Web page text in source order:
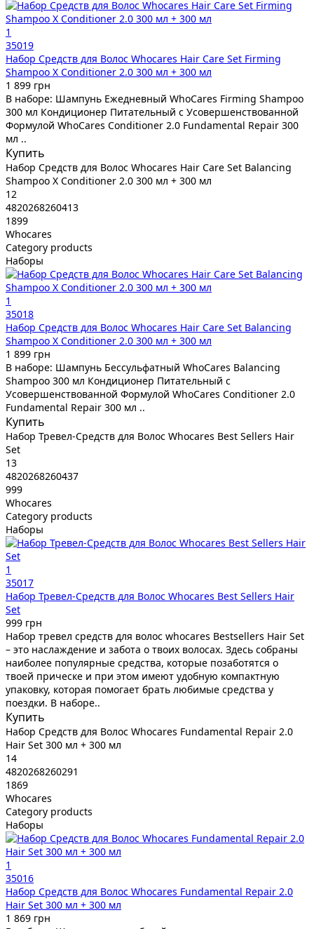
1
35019
Набор Средств для Волос Whocares Hair Care Set Firming
Shampoo X Conditioner 2.0 300 мл + 300 мл
1 899 грн
В наборе: Шампунь Ежедневный WhoCares Firming Shampoo
300 мл Кондиционер Питательный с Усовершенствованной
Формулой WhoCares Conditioner 2.0 Fundamental Repair 300
мл ..
Купить
Набор Средств для Волос Whocares Hair Care Set Balancing
Shampoo X Conditioner 2.0 300 мл + 300 мл
12
4820268260413
1899
Whocares
Category products
Наборы
1
35018
Набор Средств для Волос Whocares Hair Care Set Balancing
Shampoo X Conditioner 2.0 300 мл + 300 мл
1 899 грн
В наборе: Шампунь Бессульфатный WhoCares Balancing
Shampoo 300 мл Кондиционер Питательный с
Усовершенствованной Формулой WhoCares Conditioner 2.0
Fundamental Repair 300 мл ..
Купить
Набор Тревел-Средств для Волос Whocares Best Sellers Hair
Set
13
4820268260437
999
Whocares
Category products
Наборы
1
35017
Набор Тревел-Средств для Волос Whocares Best Sellers Hair
Set
999 грн
Набор тревел средств для волос whocares Bestsellers Hair Set
– это наслаждение и забота о твоих волосах. Здесь собраны
наиболее популярные средства, которые позаботятся о
твоей прическе и при этом имеют удобную компактную
упаковку, которая помогает брать любимые средства у
поездки. В наборе..
Купить
Набор Средств для Волос Whocares Fundamental Repair 2.0
Hair Set 300 мл + 300 мл
14
4820268260291
1869
Whocares
Category products
Наборы
1
35016
Набор Средств для Волос Whocares Fundamental Repair 2.0
Hair Set 300 мл + 300 мл
1 869 грн